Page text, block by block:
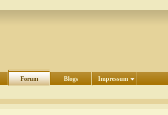
Forum Blogs Impressum